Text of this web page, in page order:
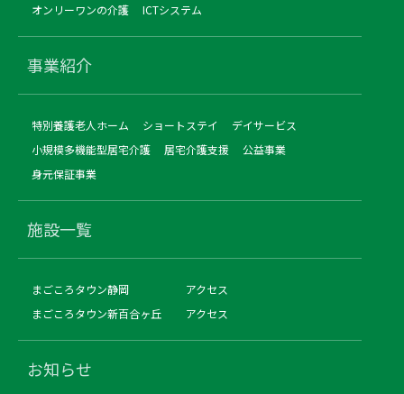
オンリーワンの介護 ICTシステム
事業紹介
特別養護老人ホーム ショートステイ
デイサービス
小規模多機能型居宅介護
居宅介護支援
公益事業
身元保証事業
施設一覧
まごころタウン静岡
アクセス
まごころタウン新百合ヶ丘
アクセス
お知らせ